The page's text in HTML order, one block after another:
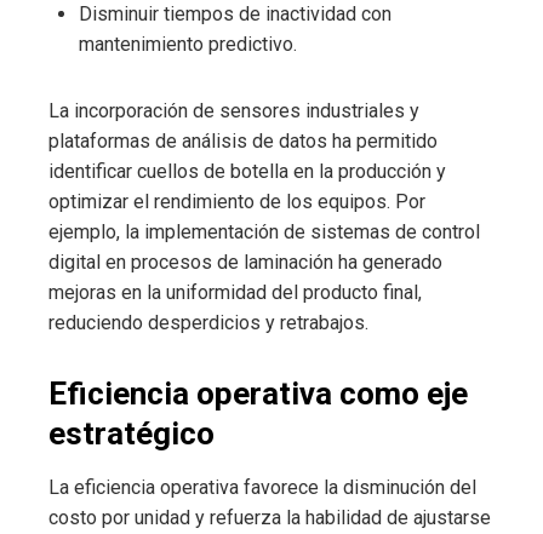
Disminuir tiempos de inactividad con
mantenimiento predictivo.
La incorporación de sensores industriales y
plataformas de análisis de datos ha permitido
identificar cuellos de botella en la producción y
optimizar el rendimiento de los equipos. Por
ejemplo, la implementación de sistemas de control
digital en procesos de laminación ha generado
mejoras en la uniformidad del producto final,
reduciendo desperdicios y retrabajos.
Eficiencia operativa como eje
estratégico
La eficiencia operativa favorece la disminución del
costo por unidad y refuerza la habilidad de ajustarse